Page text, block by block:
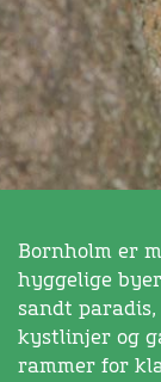
Bornholm er
hyggelige
sandt
kystlinjer og
rammer for